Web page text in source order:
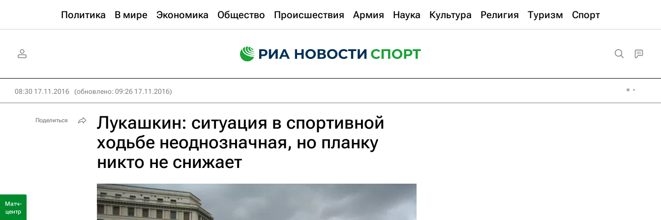
Политика В мире Экономика Общество Происшествия Армия Наука Культура Религия Туризм Спорт
08:30 17.11.2016 (обновлено: 09:26 17.11.2016)
Лукашкин: ситуация в спортивной
ходьбе неоднозначная, но планку
никто не снижает
Поделиться
Матч-
центр